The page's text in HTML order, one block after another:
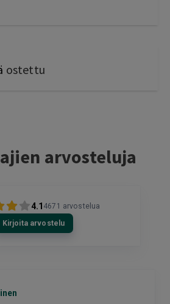
ostettu
arvosteluja
4.1 4671 arvostelua
Kirjoita arvostelu